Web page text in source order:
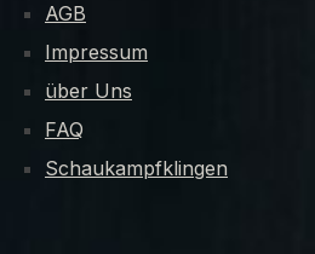
AGB
Impressum
über Uns
FAQ
Schaukampfklingen